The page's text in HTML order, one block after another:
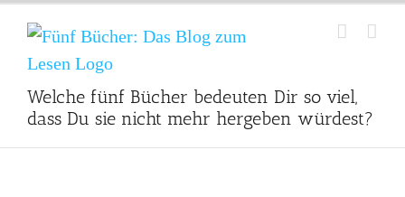
Inhalt
springen
Welche fünf Bücher bedeuten Dir so viel,
dass Du sie nicht mehr hergeben würdest?